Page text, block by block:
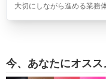
大切にしながら進める業務
今、あなたにオスス